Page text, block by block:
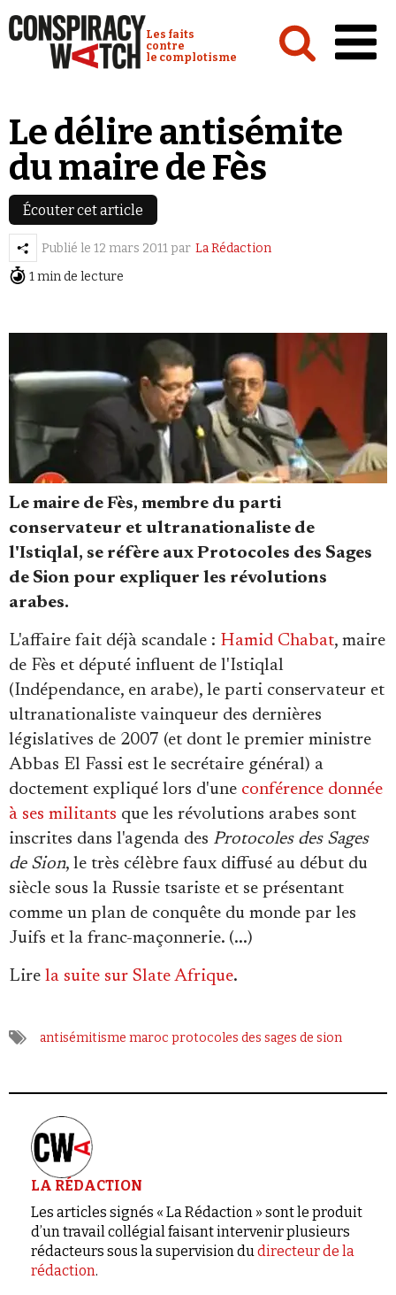
Conspiracy Watch :
Les faits
contre
le complotisme
Analyses
Conspipédia
Vidéos
Émissions
Revues de presse
Newsletter
Faire un don
Demander à Vera
Se connecter
Le délire antisémite
du maire de Fès
Écouter cet article
Publié le 12 mars 2011 par La Rédaction
1 min de lecture
Le maire de Fès, membre du parti
conservateur et ultranationaliste de
l'Istiqlal, se réfère aux Protocoles des Sages
de Sion pour expliquer les révolutions
arabes.
L'affaire fait déjà scandale : Hamid Chabat, maire
de Fès et député influent de l'Istiqlal
(Indépendance, en arabe), le parti conservateur et
ultranationaliste vainqueur des dernières
législatives de 2007 (et dont le premier ministre
Abbas El Fassi est le secrétaire général) a
doctement expliqué lors d'une conférence donnée
à ses militants que les révolutions arabes sont
inscrites dans l'agenda des Protocoles des Sages
de Sion, le très célèbre faux diffusé au début du
siècle sous la Russie tsariste et se présentant
comme un plan de conquête du monde par les
Juifs et la franc-maçonnerie. (...)
Lire la suite sur Slate Afrique.
antisémitisme maroc protocoles des sages de sion
LA RÉDACTION
Les articles signés « La Rédaction » sont le produit
d’un travail collégial faisant intervenir plusieurs
rédacteurs sous la supervision dudirecteur de la
rédaction.